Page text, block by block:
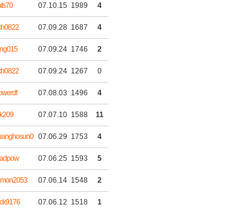
07.10.15 1989 4
07.09.28 1687 4
07.09.24 1746 2
07.09.24 1267 0
07.08.03 1496 4
07.07.10 1588 11
07.06.29 1753 4
07.06.25 1593 5
07.06.14 1548 2
07.06.12 1518 1